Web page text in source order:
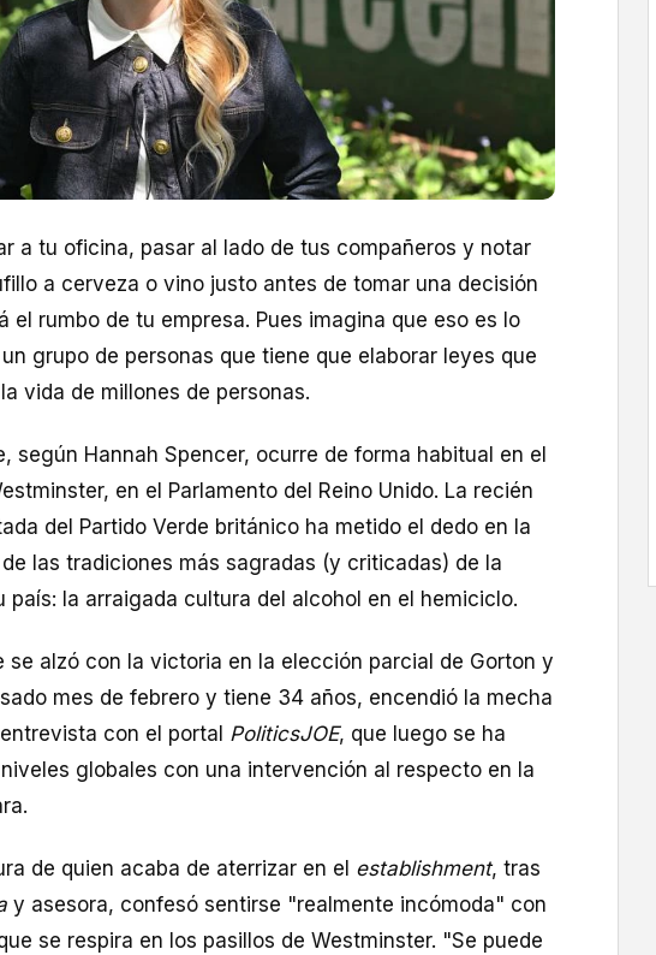
a tu oficina, pasar al lado de tus compañeros y notar
a cerveza o vino justo antes de tomar una decisión
el rumbo de tu empresa. Pues imagina que eso es lo
grupo de personas que tiene que elaborar leyes que
vida de millones de personas.
según Hannah Spencer, ocurre de forma habitual en el
en el Parlamento del Reino Unido. La recién
del Partido Verde británico ha metido el dedo en la
de las tradiciones más sagradas (y criticadas) de la
país: la arraigada cultura del alcohol en el hemiciclo.
se alzó con la victoria en la elección parcial de Gorton y
mes de febrero y tiene 34 años, encendió la mecha
con el portal PoliticsJOE, que luego se ha
globales con una intervención al respecto en la
de quien acaba de aterrizar en el establishment, tras
y asesora, confesó sentirse "realmente incómoda" con
se respira en los pasillos de Westminster. "Se puede